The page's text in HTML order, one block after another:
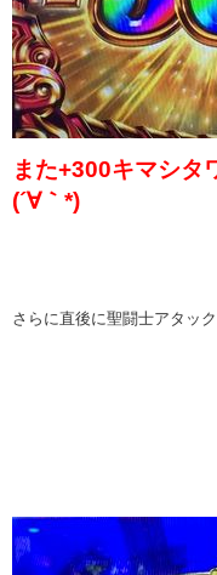
また+300キマシタ
(´∀｀*)
さらに直後に聖闘士アタッ